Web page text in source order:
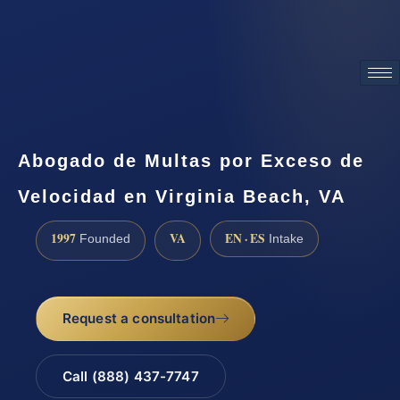
Abogado de Multas por Exceso de
Velocidad en Virginia Beach, VA
1997 Founded VA EN · ES Intake
Request a consultation
Call (888) 437-7747